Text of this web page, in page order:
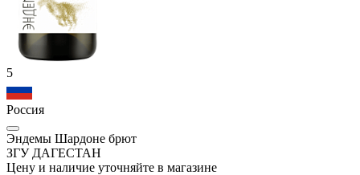
5
Россия
Эндемы Шардоне брют
ЗГУ ДАГЕСТАН
Цену и наличие уточняйте в магазине